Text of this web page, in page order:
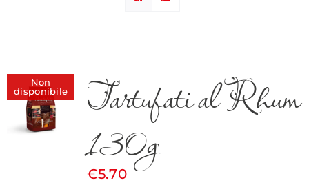
Non
disponibile
Tartufati al Rhum
130g
€5.70